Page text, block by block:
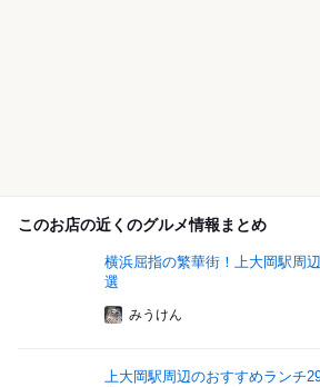
このお店の近くのグルメ情報まとめ
横浜屈指の繁華街！上大岡駅周
選
みうけん
上大岡駅周辺のおすすめランチ